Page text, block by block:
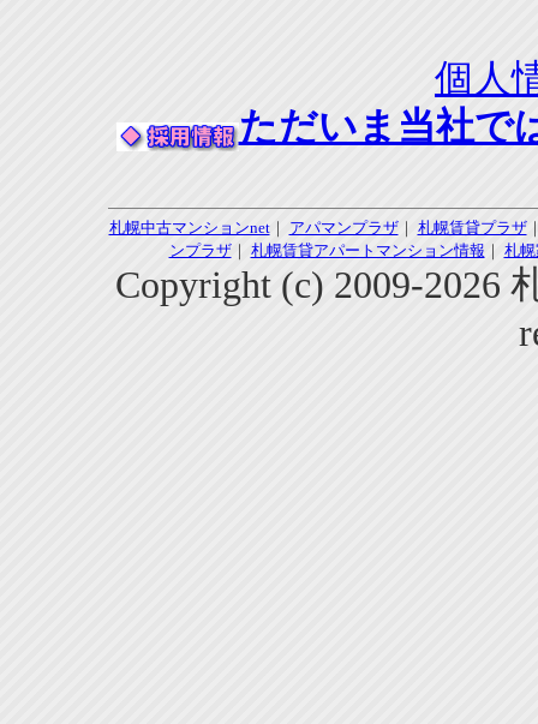
個人
ただいま当社で
札幌中古マンションnet｜ アパマンプラザ｜ 札幌賃貸プラザ
ンプラザ｜ 札幌賃貸アパートマンション情報 ｜ 札
Copyright (c) 2009-2026